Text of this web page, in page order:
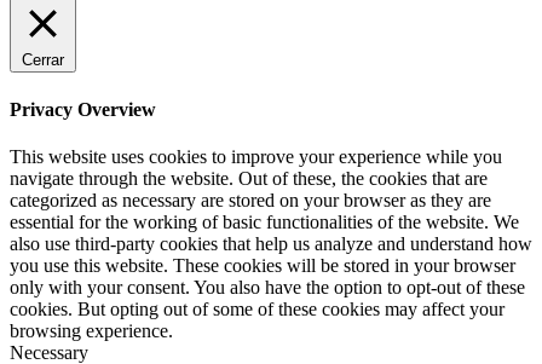
Cerrar
Privacy Overview
This website uses cookies to improve your experience while you
navigate through the website. Out of these, the cookies that are
categorized as necessary are stored on your browser as they are
essential for the working of basic functionalities of the website. We
also use third-party cookies that help us analyze and understand how
you use this website. These cookies will be stored in your browser
only with your consent. You also have the option to opt-out of these
cookies. But opting out of some of these cookies may affect your
browsing experience.
Necessary